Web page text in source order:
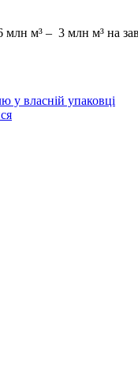
млн м³ – 3 млн м³ на
у власній упаковці